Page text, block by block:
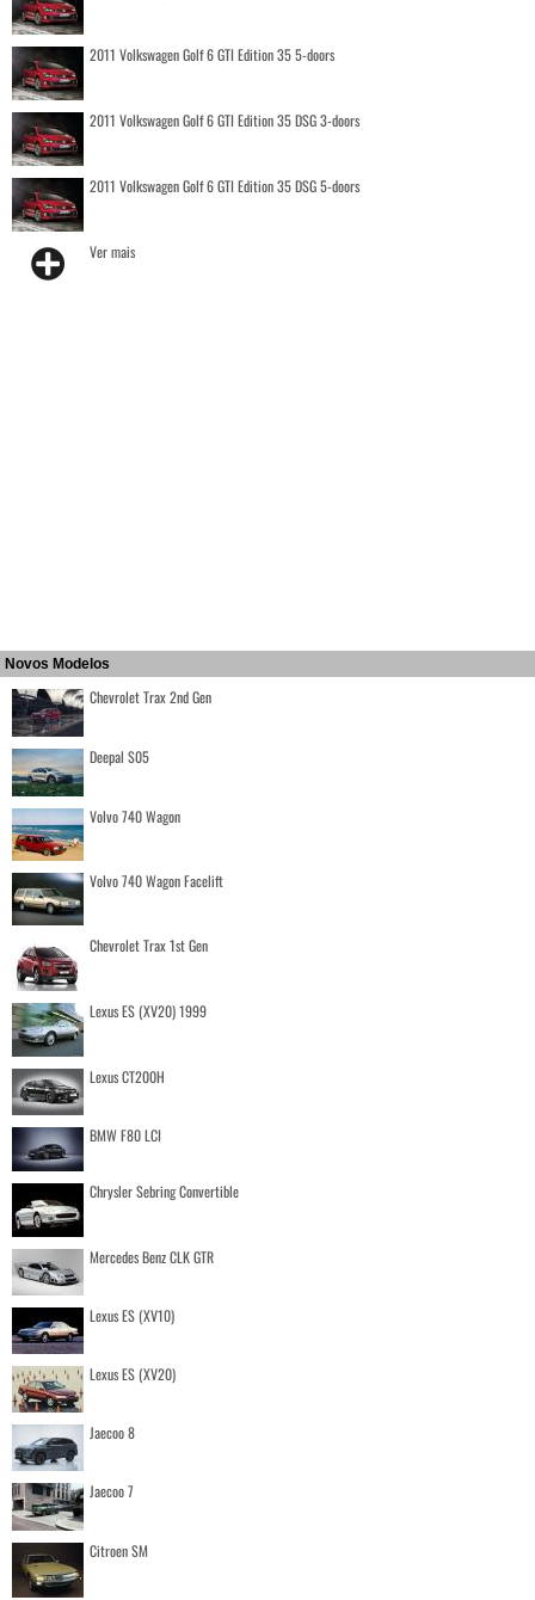
2011 Volkswagen Golf 6 GTI Edition 35 5-doors
2011 Volkswagen Golf 6 GTI Edition 35 DSG 3-doors
2011 Volkswagen Golf 6 GTI Edition 35 DSG 5-doors
Ver mais
Novos Modelos
Chevrolet Trax 2nd Gen
Deepal S05
Volvo 740 Wagon
Volvo 740 Wagon Facelift
Chevrolet Trax 1st Gen
Lexus ES (XV20) 1999
Lexus CT200H
BMW F80 LCI
Chrysler Sebring Convertible
Mercedes Benz CLK GTR
Lexus ES (XV10)
Lexus ES (XV20)
Jaecoo 8
Jaecoo 7
Citroen SM